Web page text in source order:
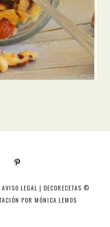
AVISO LEGAL | DECORECETAS ©
POR MÓNICA LEMOS